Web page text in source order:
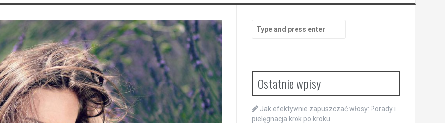
pielęgnacja krok po kroku
for:
Ostatnie wpisy
Jak efektywnie zapuszczać włosy: Porady i
pielęgnacja krok po kroku